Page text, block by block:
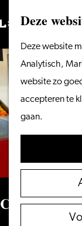
Deze
Deze website
Analytisch,
website zo
accepteren te
gaan.
Ga
naar
de
homepage
Café Abel